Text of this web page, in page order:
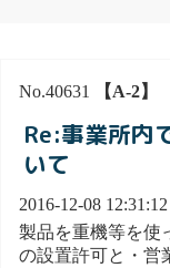
No.40631 【A-2】
Re:事業所内
いて
2016-12-08 12:31:12
製品を重機等を使
の設置許可と・